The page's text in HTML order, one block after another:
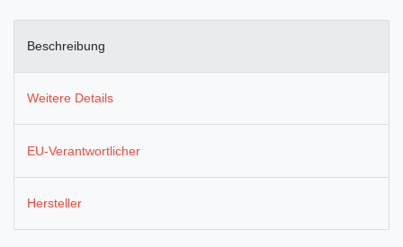
Beschreibung
Weitere Details
EU-Verantwortlicher
Hersteller